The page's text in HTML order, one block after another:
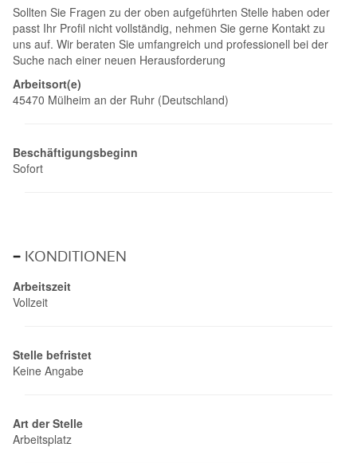
Sollten Sie Fragen zu der oben aufgeführten Stelle haben oder
passt Ihr Profil nicht vollständig, nehmen Sie gerne Kontakt zu
uns auf. Wir beraten Sie umfangreich und professionell bei der
Suche nach einer neuen Herausforderung
Arbeitsort(e)
45470 Mülheim an der Ruhr (Deutschland)
Beschäftigungsbeginn
Sofort
KONDITIONEN
Arbeitszeit
Vollzeit
Stelle befristet
Keine Angabe
Art der Stelle
Arbeitsplatz